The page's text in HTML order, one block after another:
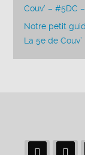
Couv’ – #5DC
Notre petit
La 5e de